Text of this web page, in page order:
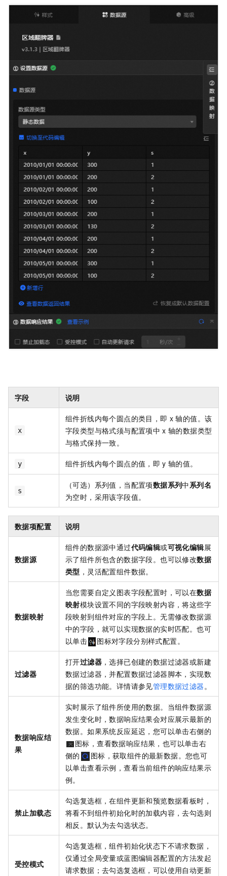
字段 说明
x
组件折线内每个圆点的类目，即 x 轴的值。该
字段类型与格式须与配置项中 x 轴的数据类型
与格式保持一致。
y 组件折线内每个圆点的值，即 y 轴的值。
s
（可选）系列值，当配置项数据系列中系列名
为空时，采用该字段值。
数据项配置 说明
数据源
组件的数据源中通过代码编辑或可视化编辑展
示了组件所包含的数据字段。也可以修改数据
类型 ，灵活配置组件数据。
数据映射
当您需要自定义图表字段配置时，可以在数据
映射模块设置不同的字段映射内容，将这些字
段映射到组件对应的字段上。无需修改数据源
中的字段，就可以实现数据的实时匹配。也可
以单击
图标对字段分别样式配置。
过滤器
打开过滤器 ，选择已创建的数据过滤器或新建
数据过滤器，并配置数据过滤器脚本，实现数
据的筛选功能。详情请参见管理数据过滤器 。
数据响应结
果
实时展示了组件所使用的数据。当组件数据源
发生变化时，数据响应结果会对应展示最新的
数据。如果系统反应延迟，您可以单击右侧的
图标，查看数据响应结果，也可以单击右
侧的
图标，获取组件的最新数据。您也可
以单击查看示例，查看当前组件的响应结果示
例。
禁止加载态
勾选复选框，在组件更新和预览数据看板时，
将看不到组件初始化时的加载内容，去勾选则
相反。默认为去勾选状态。
受控模式
勾选复选框，组件初始化状态下不请求数据，
仅通过全局变量或蓝图编辑器配置的方法发起
请求数据；去勾选复选框，可以使用自动更新